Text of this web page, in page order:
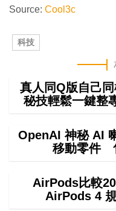
Source: Cool3c
科技
真人同Q版自己
秘技輕鬆一鍵整
OpenAI 神秘 AI
移動零件
AirPods比較
AirPods 4